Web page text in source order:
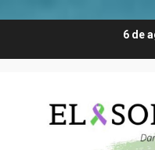
6 de